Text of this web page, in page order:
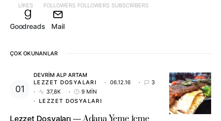
LIKES FOLLOWERS FOLLOWERS SUBSCRIBERS
Goodreads Mail
ÇOK OKUNANLAR
DEVRIM ALP ARTAM
LEZZET DOSYALARI
06.12.16
3
37,8K
9 MIN
LEZZET DOSYALARI
Lezzet Dosyaları